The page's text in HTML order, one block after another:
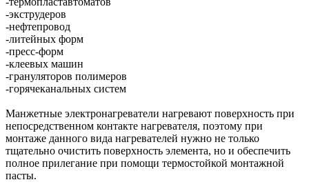
-экструдеров
-нефтепровод
-литейных форм
-пресс-форм
-клеевых машин
-грануляторов полимеров
-горячеканальных систем
Манжетные электронагреватели нагревают поверхность при
непосредственном контакте нагревателя, поэтому при
монтаже данного вида нагревателей нужно не только
тщательно очистить поверхность элемента, но и обеспечить
полное прилегание при помощи термостойкой монтажной
пасты.